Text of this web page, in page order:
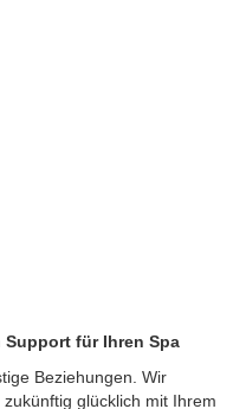
für Ihren Spa
Beziehungen. Wir
glücklich mit Ihrem